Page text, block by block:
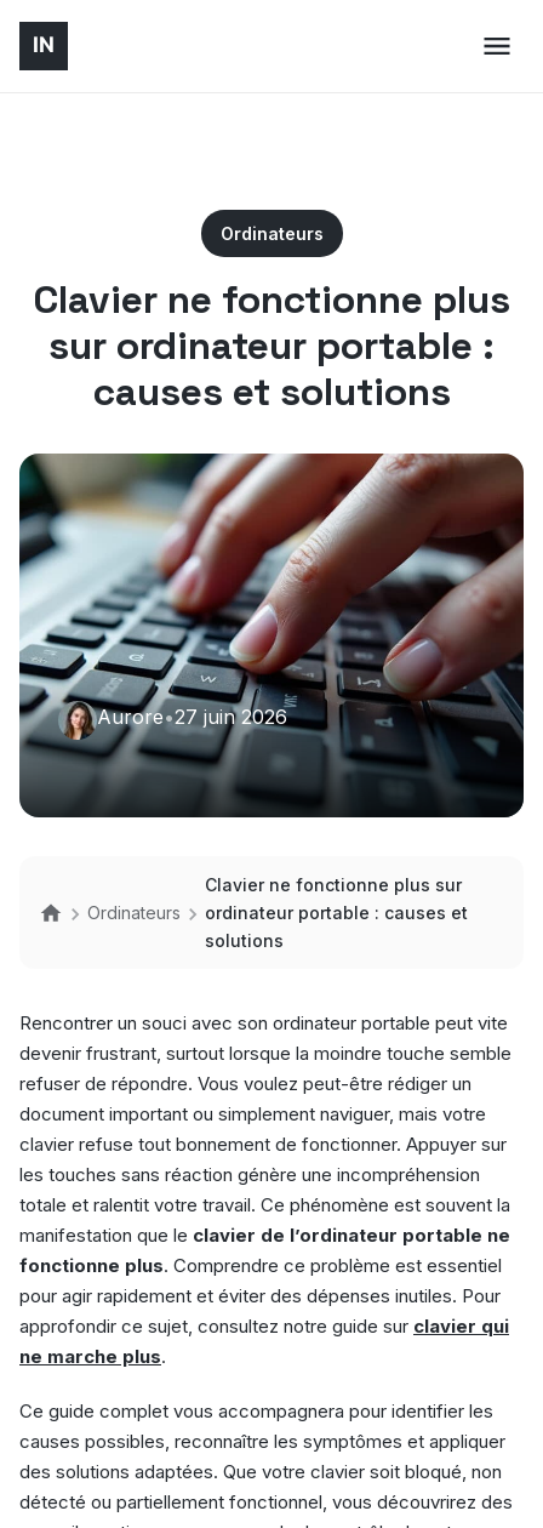
Ordinateurs
Clavier ne fonctionne plus
sur ordinateur portable :
causes et solutions
Aurore•27 juin 2026
Ordinateurs
Clavier ne fonctionne plus sur
ordinateur portable : causes et
solutions
Rencontrer un souci avec son ordinateur portable peut vite
devenir frustrant, surtout lorsque la moindre touche semble
refuser de répondre. Vous voulez peut-être rédiger un
document important ou simplement naviguer, mais votre
clavier refuse tout bonnement de fonctionner. Appuyer sur
les touches sans réaction génère une incompréhension
totale et ralentit votre travail. Ce phénomène est souvent la
manifestation que le clavier de l’ordinateur portable ne
fonctionne plus. Comprendre ce problème est essentiel
pour agir rapidement et éviter des dépenses inutiles. Pour
approfondir ce sujet, consultez notre guide sur clavier qui
ne marche plus.
Ce guide complet vous accompagnera pour identifier les
causes possibles, reconnaître les symptômes et appliquer
des solutions adaptées. Que votre clavier soit bloqué, non
détecté ou partiellement fonctionnel, vous découvrirez des